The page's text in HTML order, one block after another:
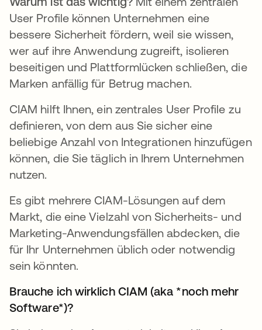
User Profile können Unternehmen eine
bessere Sicherheit fördern, weil sie wissen,
wer auf ihre Anwendung zugreift, isolieren
beseitigen und Plattformlücken schließen, die
Marken anfällig für Betrug machen.
CIAM hilft Ihnen, ein zentrales User Profile zu
definieren, von dem aus Sie sicher eine
beliebige Anzahl von Integrationen hinzufügen
können, die Sie täglich in Ihrem Unternehmen
nutzen.
Es gibt mehrere CIAM-Lösungen auf dem
Markt, die eine Vielzahl von Sicherheits- und
Marketing-Anwendungsfällen abdecken, die
für Ihr Unternehmen üblich oder notwendig
sein könnten.
Brauche ich wirklich CIAM (aka *noch mehr
Software*)?